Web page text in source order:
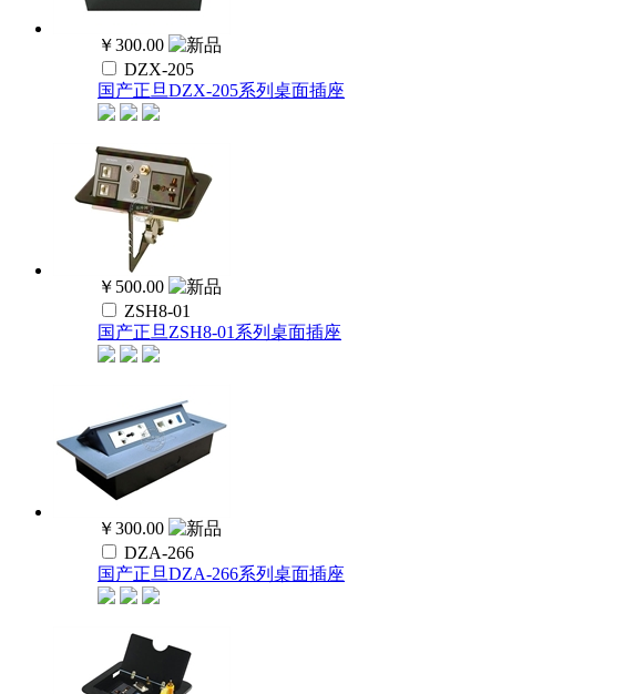
￥300.00
DZX-205
国产正旦DZX-205系列桌面插座
￥500.00
ZSH8-01
国产正旦ZSH8-01系列桌面插座
￥300.00
DZA-266
国产正旦DZA-266系列桌面插座